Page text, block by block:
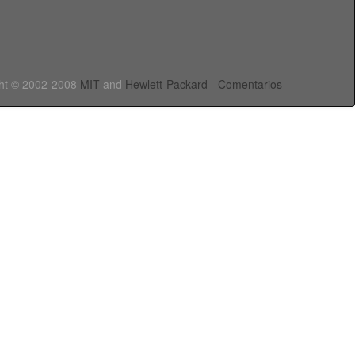
© 2002-2008 MIT and Hewlett-Packard - Comentarios